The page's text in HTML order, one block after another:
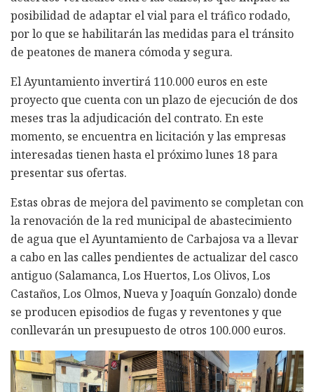
posibilidad de adaptar el vial para el tráfico rodado,
por lo que se habilitarán las medidas para el tránsito
de peatones de manera cómoda y segura.
El Ayuntamiento invertirá 110.000 euros en este
proyecto que cuenta con un plazo de ejecución de dos
meses tras la adjudicación del contrato. En este
momento, se encuentra en licitación y las empresas
interesadas tienen hasta el próximo lunes 18 para
presentar sus ofertas.
Estas obras de mejora del pavimento se completan con
la renovación de la red municipal de abastecimiento
de agua que el Ayuntamiento de Carbajosa va a llevar
a cabo en las calles pendientes de actualizar del casco
antiguo (Salamanca, Los Huertos, Los Olivos, Los
Castaños, Los Olmos, Nueva y Joaquín Gonzalo) donde
se producen episodios de fugas y reventones y que
conllevarán un presupuesto de otros 100.000 euros.